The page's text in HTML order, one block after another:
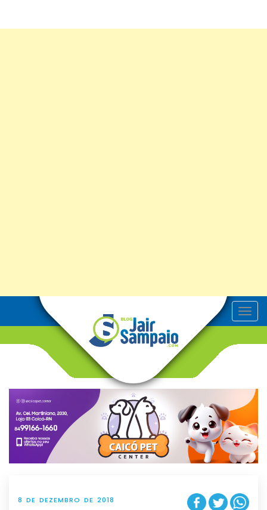
T
o
v
g
t
i
o
n
8 DE DEZEMBRO DE 2018